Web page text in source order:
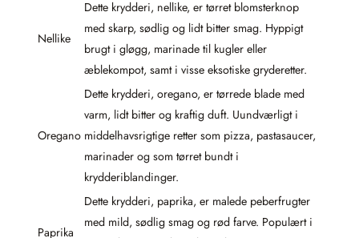
Nellike
Dette krydderi, nellike, er tørret blomsterknop
med skarp, sødlig og lidt bitter smag. Hyppigt
brugt i gløgg, marinade til kugler eller
æblekompot, samt i visse eksotiske gryderetter.
Oregano
Dette krydderi, oregano, er tørrede blade med
varm, lidt bitter og kraftig duft. Uundværligt i
middelhavsrigtige retter som pizza, pastasaucer,
marinader og som tørret bundt i
krydderiblandinger.
Paprika
Dette krydderi, paprika, er malede peberfrugter
med mild, sødlig smag og rød farve. Populært i